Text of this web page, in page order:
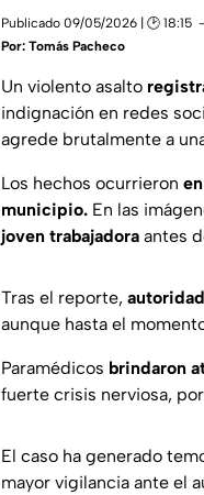
Publicado 09/05/2026 | 🕑 18:15
Por: Tomás Pacheco
Un violento asalto
indignación en redes
agrede brutalmente a
Los hechos ocurrieron
municipio. En las
joven trabajadora antes
Tras el reporte,
aunque hasta el
Paramédicos brindaron
fuerte crisis nerviosa,
El caso ha generado
mayor vigilancia ante el